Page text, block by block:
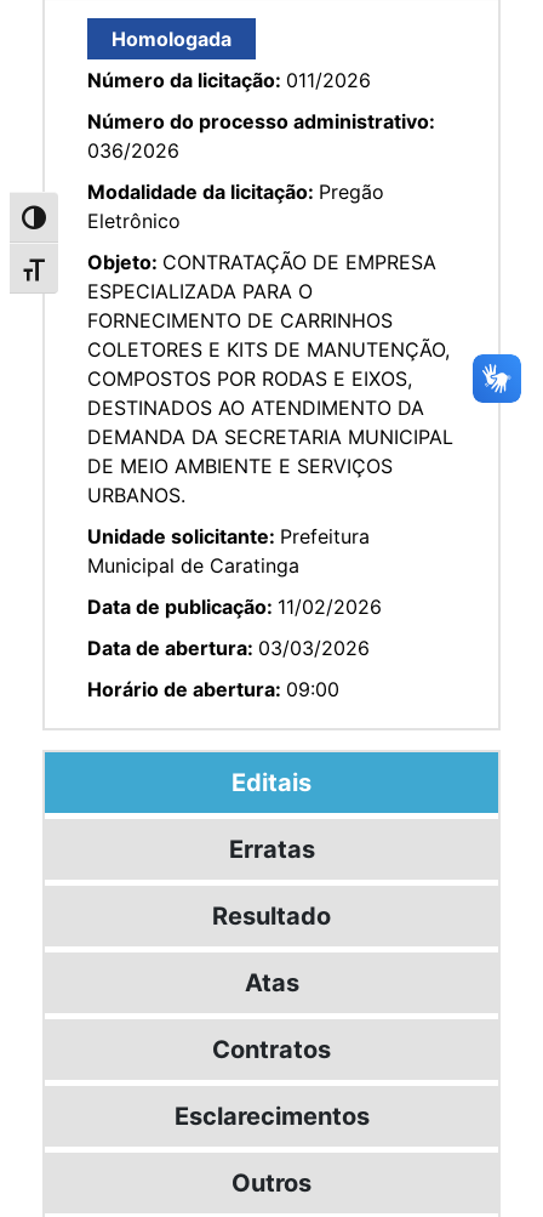
Alternar alto contraste
Alternar tamanho da fonte
Homologada
Número da licitação: 011/2026
Número do processo administrativo:
036/2026
Modalidade da licitação: Pregão
Eletrônico
Objeto: CONTRATAÇÃO DE EMPRESA
ESPECIALIZADA PARA O
FORNECIMENTO DE CARRINHOS
COLETORES E KITS DE MANUTENÇÃO,
COMPOSTOS POR RODAS E EIXOS,
DESTINADOS AO ATENDIMENTO DA
DEMANDA DA SECRETARIA MUNICIPAL
DE MEIO AMBIENTE E SERVIÇOS
URBANOS.
Unidade solicitante: Prefeitura
Municipal de Caratinga
Data de publicação: 11/02/2026
Data de abertura: 03/03/2026
Horário de abertura: 09:00
Editais
Erratas
Resultado
Atas
Contratos
Esclarecimentos
Outros